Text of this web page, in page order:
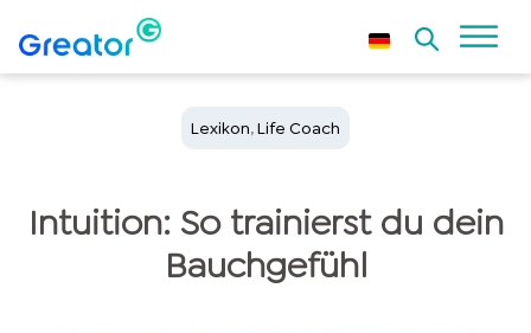
Lexikon,Life Coach
Intuition: So trainierst du dein
Bauchgefühl